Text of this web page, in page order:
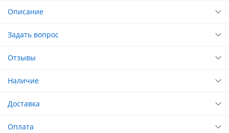
Описание
Задать вопрос
Отзывы
Наличие
Доставка
Оплата